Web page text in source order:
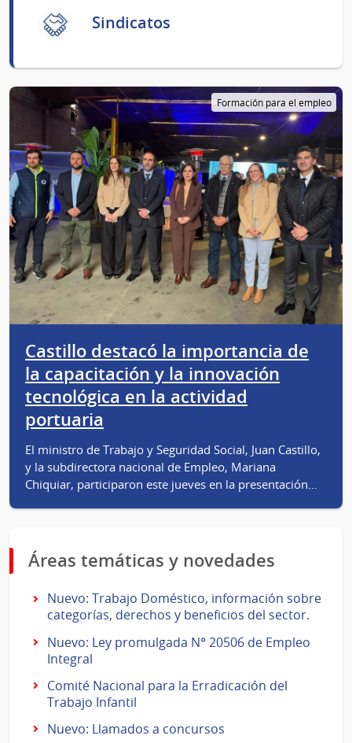
Sindicatos
Formación para el empleo
Castillo destacó la importancia de
la capacitación y la innovación
tecnológica en la actividad
portuaria
El ministro de Trabajo y Seguridad Social, Juan Castillo,
y la subdirectora nacional de Empleo, Mariana
Chiquiar, participaron este jueves en la presentación…
Áreas temáticas y novedades
Nuevo: Trabajo Doméstico, información sobre
categorías, derechos y beneficios del sector.
Nuevo: Ley promulgada N° 20506 de Empleo
Integral
Comité Nacional para la Erradicación del
Trabajo Infantil
Nuevo: Llamados a concursos